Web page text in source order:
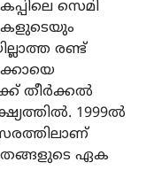
സെമി
രണ്ട്
തീർക്കൽ
1999ൽ
തങ്ങളുടെ ഏക